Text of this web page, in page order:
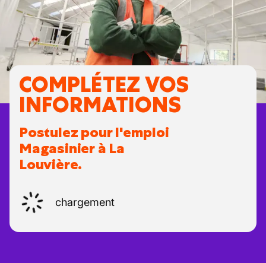
COMPLÉTEZ VOS
INFORMATIONS
Postulez pour l'emploi
Magasinier à La
Louvière.
chargement